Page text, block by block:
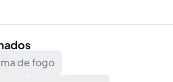
de fogo